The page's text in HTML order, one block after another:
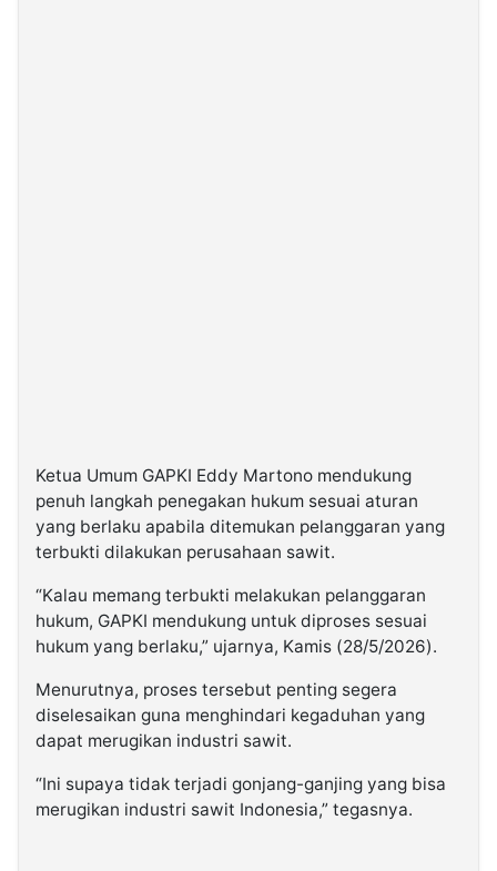
Ketua Umum GAPKI Eddy Martono mendukung
penuh langkah penegakan hukum sesuai aturan
yang berlaku apabila ditemukan pelanggaran yang
terbukti dilakukan perusahaan sawit.
“Kalau memang terbukti melakukan pelanggaran
hukum, GAPKI mendukung untuk diproses sesuai
hukum yang berlaku,” ujarnya, Kamis (28/5/2026).
Menurutnya, proses tersebut penting segera
diselesaikan guna menghindari kegaduhan yang
dapat merugikan industri sawit.
“Ini supaya tidak terjadi gonjang-ganjing yang bisa
merugikan industri sawit Indonesia,” tegasnya.